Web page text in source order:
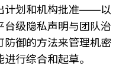
计划和机构批准——以
台级隐私声明与团队治
防御的方法来管理机密
行综合和起草。